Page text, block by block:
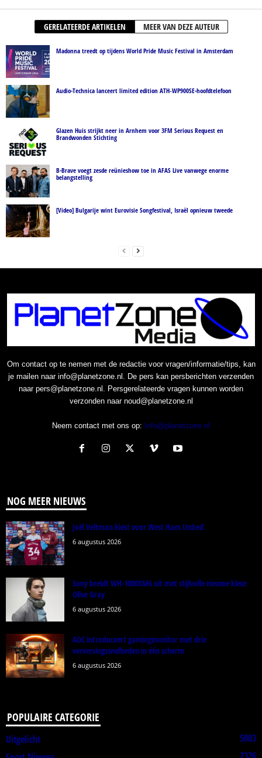
GERELATEERDE ARTIKELEN MEER VAN DEZE AUTEUR
Madonna treedt op tijdens World Pride Music Festival in Amsterdam
Audio-Technica lanceert limited edition ATH‑WP900SE-hoofdtelefoon
Glazen Huis strijkt neer in Arnhem voor 3FM Serious Request en
Brandwonden Stichting
B-Brave voegt zesde reünieshow toe in AFAS Live vanwege enorme
belangstelling
[Video] Bulgarije wint Eurovisie Songfestival, Israël opnieuw tweede
Om contact op te nemen met de redactie voor vragen/informatie/tips, kan
je mailen naar info@planetzone.nl. De pers kan persberichten verzenden
naar pers@planetzone.nl. Persgerelateerde vragen kunnen worden
verzonden naar noud@planetzone.nl
Neem contact met ons op: Info@planetzone.nl
NOG MEER NIEUWS
Joël Veltman kiest voor West Ham United
6 augustus 2026
Sony breidt WH-1000XM6 uit met stijlvolle nieuwe kleur
Olive Gray
6 augustus 2026
AOC introduceert gamingmonitor met drie
verversingssnelheden in één scherm
6 augustus 2026
POPULAIRE CATEGORIE
Uitgelicht
5003